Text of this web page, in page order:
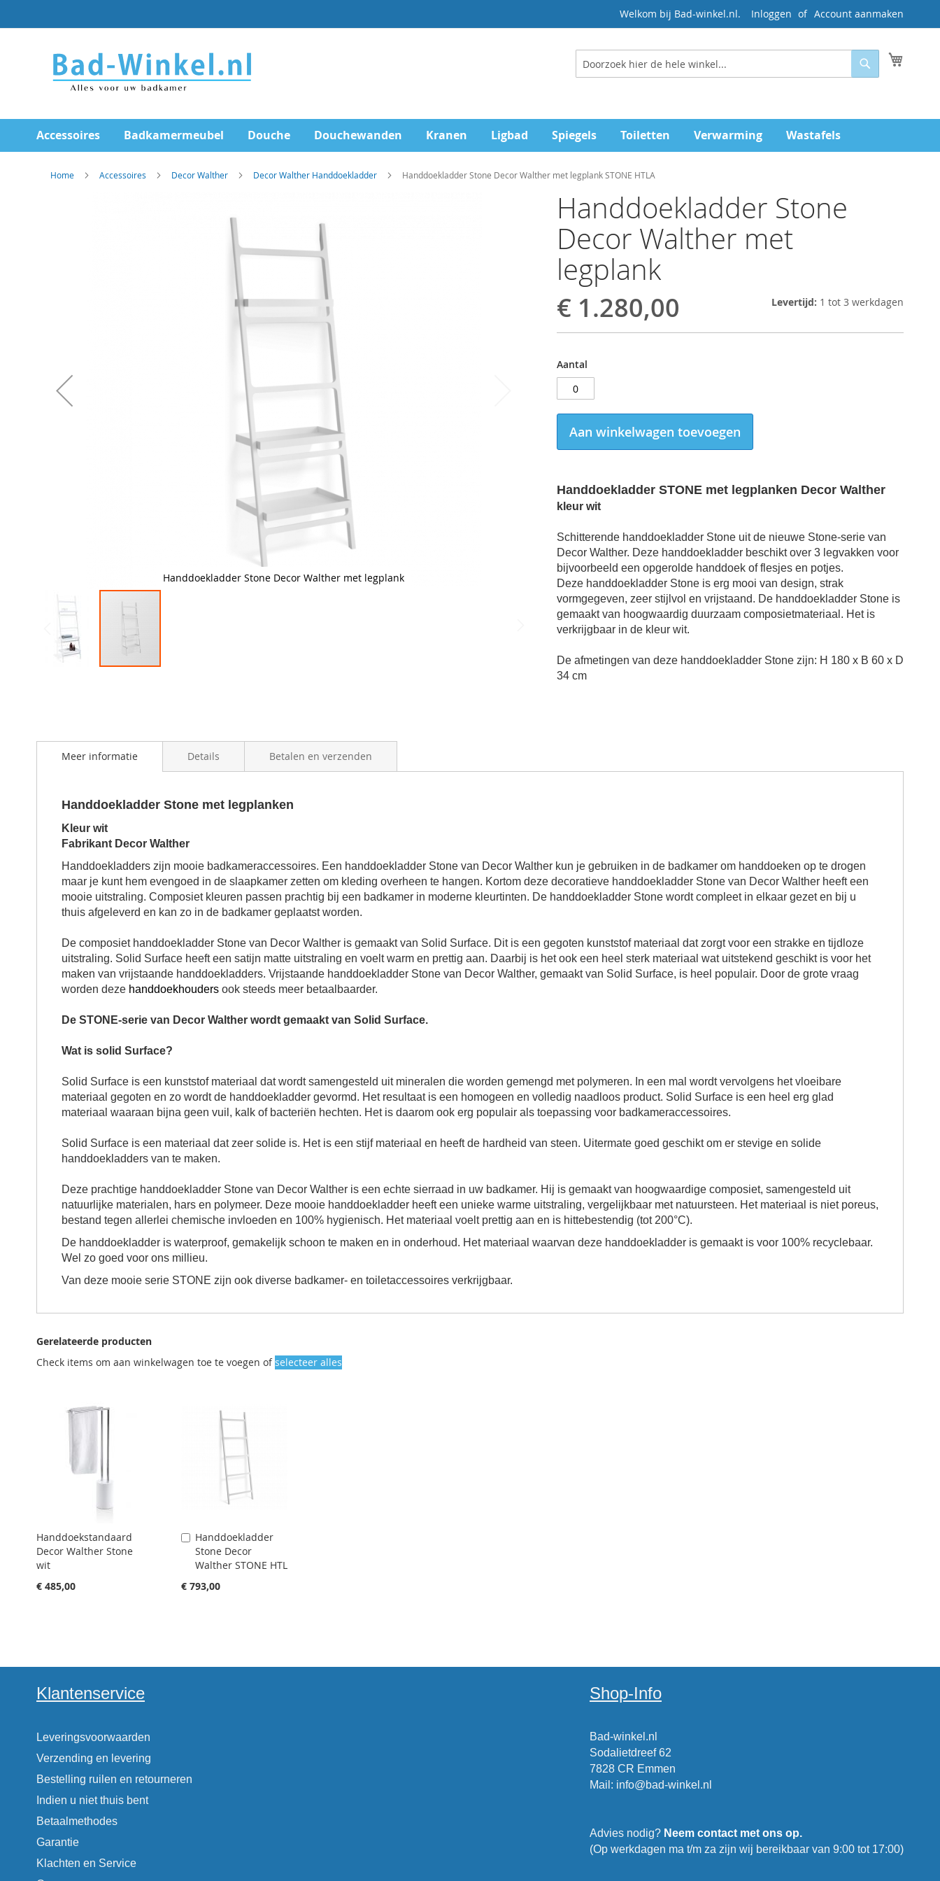
direct
naar
inhoud
Welkom bij Bad-winkel.nl. Inloggen Account aanmaken
Zoeken
Zoeken
Accessoires Badkamermeubel Douche Douchewanden Kranen Ligbad Spiegels Toiletten Verwarming Wastafels
Home Accessoires Decor Walther Decor Walther Handdoekladder Handdoekladder Stone Decor Walther met legplank STONE HTLA
Handdoekladder Stone
Decor Walther met
legplank
€ 1.280,00 Levertijd: 1 tot 3 werkdagen
Aantal
Aan winkelwagen toevoegen
Handdoekladder STONE met legplanken Decor Walther
kleur wit
Schitterende handdoekladder Stone uit de nieuwe Stone-serie van
Decor Walther. Deze handdoekladder beschikt over 3 legvakken voor
bijvoorbeeld een opgerolde handdoek of flesjes en potjes.
Deze handdoekladder Stone is erg mooi van design, strak
vormgegeven, zeer stijlvol en vrijstaand. De handdoekladder Stone is
gemaakt van hoogwaardig duurzaam composietmateriaal. Het is
verkrijgbaar in de kleur wit.
De afmetingen van deze handdoekladder Stone zijn: H 180 x B 60 x D
34 cm
Handdoekladder Stone Decor Walther met legplank
the
imagesMeer informatie
Handdoekladder Stone met legplanken
Kleur wit
Fabrikant Decor Walther
Handdoekladders zijn mooie badkameraccessoires. Een handdoekladder Stone van Decor Walther kun je gebruiken in de badkamer om handdoeken op te drogen
maar je kunt hem evengoed in de slaapkamer zetten om kleding overheen te hangen. Kortom deze decoratieve handdoekladder Stone van Decor Walther heeft een
mooie uitstraling. Composiet kleuren passen prachtig bij een badkamer in moderne kleurtinten. De handdoekladder Stone wordt compleet in elkaar gezet en bij u
thuis afgeleverd en kan zo in de badkamer geplaatst worden.
De composiet handdoekladder Stone van Decor Walther is gemaakt van Solid Surface. Dit is een gegoten kunststof materiaal dat zorgt voor een strakke en tijdloze
uitstraling. Solid Surface heeft een satijn matte uitstraling en voelt warm en prettig aan. Daarbij is het ook een heel sterk materiaal wat uitstekend geschikt is voor het
maken van vrijstaande handdoekladders. Vrijstaande handdoekladder Stone van Decor Walther, gemaakt van Solid Surface, is heel populair. Door de grote vraag
worden deze handdoekhouders ook steeds meer betaalbaarder.
De STONE-serie van Decor Walther wordt gemaakt van Solid Surface.
Wat is solid Surface?
Solid Surface is een kunststof materiaal dat wordt samengesteld uit mineralen die worden gemengd met polymeren. In een mal wordt vervolgens het vloeibare
materiaal gegoten en zo wordt de handdoekladder gevormd. Het resultaat is een homogeen en volledig naadloos product. Solid Surface is een heel erg glad
materiaal waaraan bijna geen vuil, kalk of bacteriën hechten. Het is daarom ook erg populair als toepassing voor badkameraccessoires.
Solid Surface is een materiaal dat zeer solide is. Het is een stijf materiaal en heeft de hardheid van steen. Uitermate goed geschikt om er stevige en solide
handdoekladders van te maken.
Deze prachtige handdoekladder Stone van Decor Walther is een echte sierraad in uw badkamer. Hij is gemaakt van hoogwaardige composiet, samengesteld uit
natuurlijke materialen, hars en polymeer. Deze mooie handdoekladder heeft een unieke warme uitstraling, vergelijkbaar met natuursteen. Het materiaal is niet poreus,
bestand tegen allerlei chemische invloeden en 100% hygienisch. Het materiaal voelt prettig aan en is hittebestendig (tot 200°C).
De handdoekladder is waterproof, gemakelijk schoon te maken en in onderhoud. Het materiaal waarvan deze handdoekladder is gemaakt is voor 100% recyclebaar.
Wel zo goed voor ons millieu.
Van deze mooie serie STONE zijn ook diverse badkamer- en toiletaccessoires verkrijgbaar.
Details Betalen en verzenden
Gerelateerde producten
Check items om aan winkelwagen toe te voegen ofselecteer alles
Handdoekstandaard
Decor Walther Stone
wit
€ 485,00
Handdoekladder
Stone Decor
Walther STONE HTL
€ 793,00
Aan
winkelwagen
toevoegen
Klantenservice
Leveringsvoorwaarden
Verzending en levering
Bestelling ruilen en retourneren
Indien u niet thuis bent
Betaalmethodes
Garantie
Klachten en Service
Shop-Info
Bad-winkel.nl
Sodalietdreef 62
7828 CR Emmen
Mail : info@bad-winkel.nl
Advies nodig? Neem contact met ons op.
(Op werkdagen ma t/m za zijn wij bereikbaar van 9:00 tot 17:00)